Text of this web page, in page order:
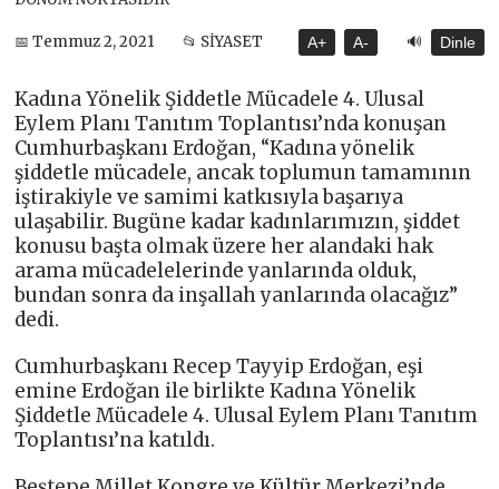
📅 Temmuz 2, 2021 📂 SİYASET A+ A- 🔊 Dinle
Kadına Yönelik Şiddetle Mücadele 4. Ulusal
Eylem Planı Tanıtım Toplantısı’nda konuşan
Cumhurbaşkanı Erdoğan, “Kadına yönelik
şiddetle mücadele, ancak toplumun tamamının
iştirakiyle ve samimi katkısıyla başarıya
ulaşabilir. Bugüne kadar kadınlarımızın, şiddet
konusu başta olmak üzere her alandaki hak
arama mücadelelerinde yanlarında olduk,
bundan sonra da inşallah yanlarında olacağız”
dedi.
Cumhurbaşkanı Recep Tayyip Erdoğan, eşi
emine Erdoğan ile birlikte Kadına Yönelik
Şiddetle Mücadele 4. Ulusal Eylem Planı Tanıtım
Toplantısı’na katıldı.